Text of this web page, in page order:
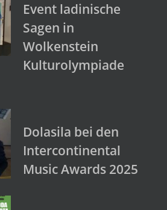
Event ladinische
Sagen in
Wolkenstein
Kulturolympiade
Dolasila bei den
Intercontinental
Music Awards 2025